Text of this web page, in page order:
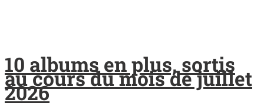
10 albums en plus, sortis
au cours du mois de juillet
2026